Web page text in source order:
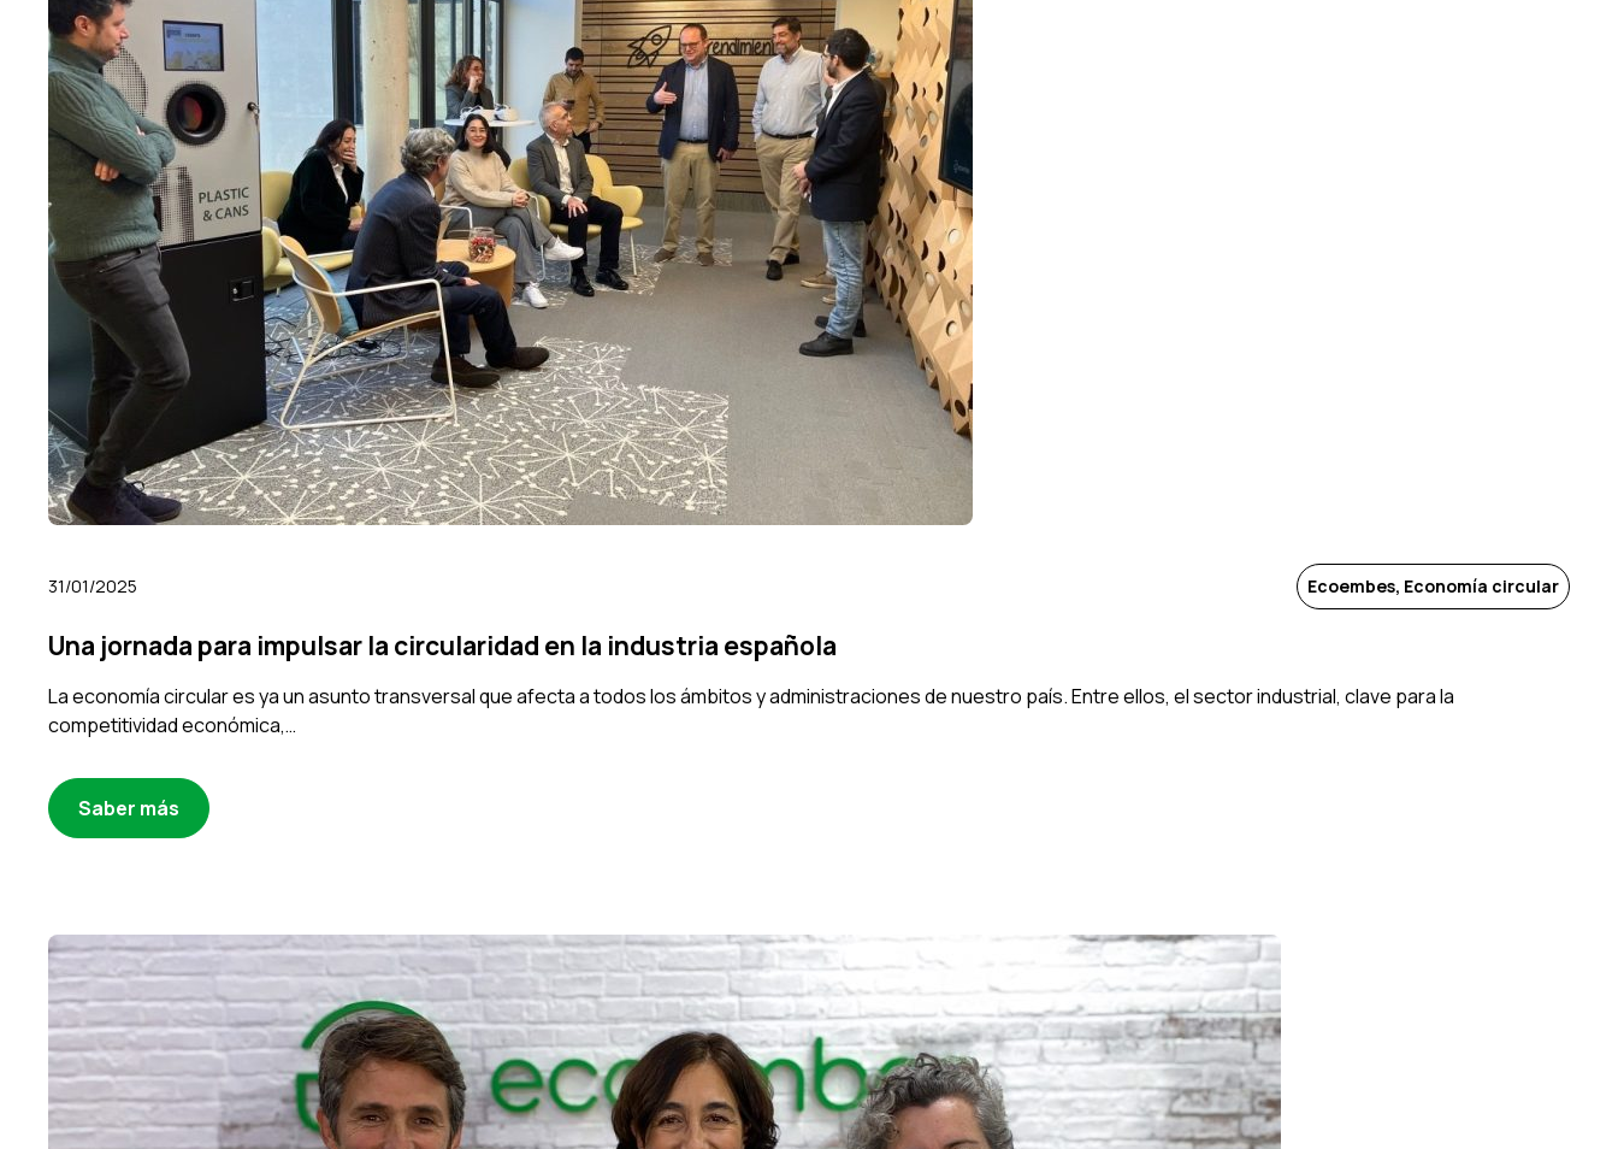
31/01/2025 Ecoembes, Economía circular
Una jornada para impulsar la circularidad en la industria española
La economía circular es ya un asunto transversal que afecta a todos los ámbitos y administraciones de nuestro país. Entre ellos, el sector industrial, clave para la
competitividad económica,…
Saber más